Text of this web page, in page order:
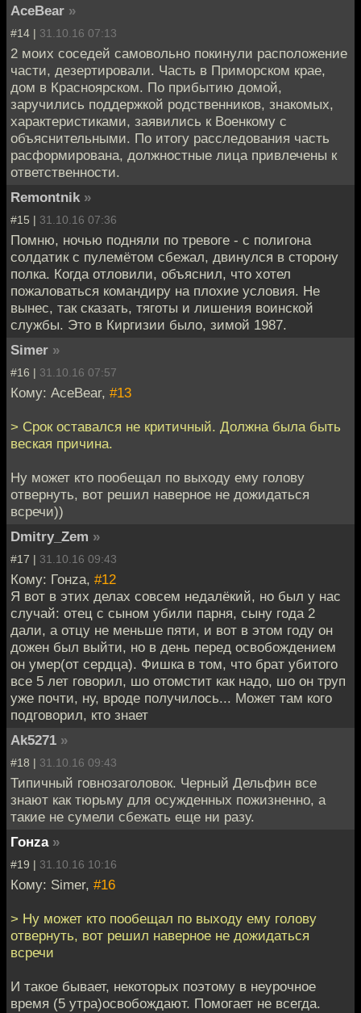
AceBear »
#14 | 31.10.16 07:13
2 моих соседей самовольно покинули расположение
части, дезертировали. Часть в Приморском крае,
дом в Красноярском. По прибытию домой,
заручились поддержкой родственников, знакомых,
характеристиками, заявились к Военкому с
объяснительными. По итогу расследования часть
расформирована, должностные лица привлечены к
ответственности.
Remontnik »
#15 | 31.10.16 07:36
Помню, ночью подняли по тревоге - с полигона
солдатик с пулемётом сбежал, двинулся в сторону
полка. Когда отловили, объяснил, что хотел
пожаловаться командиру на плохие условия. Не
вынес, так сказать, тяготы и лишения воинской
службы. Это в Киргизии было, зимой 1987.
Simer »
#16 | 31.10.16 07:57
Кому: AceBear, #13
> Срок оставался не критичный. Должна была быть
веская причина.
Ну может кто пообещал по выходу ему голову
отвернуть, вот решил наверное не дожидаться
всречи))
Dmitry_Zem »
#17 | 31.10.16 09:43
Кому: Гонzа, #12
Я вот в этих делах совсем недалёкий, но был у нас
случай: отец с сыном убили парня, сыну года 2
дали, а отцу не меньше пяти, и вот в этом году он
дожен был выйти, но в день перед освобождением
он умер(от сердца). Фишка в том, что брат убитого
все 5 лет говорил, шо отомстит как надо, шо он труп
уже почти, ну, вроде получилось... Может там кого
подговорил, кто знает
Ak5271 »
#18 | 31.10.16 09:43
Типичный говнозаголовок. Черный Дельфин все
знают как тюрьму для осужденных пожизненно, а
такие не сумели сбежать еще ни разу.
Гонzа »
#19 | 31.10.16 10:16
Кому: Simer, #16
> Ну может кто пообещал по выходу ему голову
отвернуть, вот решил наверное не дожидаться
всречи
И такое бывает, некоторых поэтому в неурочное
время (5 утра)освобождают. Помогает не всегда.